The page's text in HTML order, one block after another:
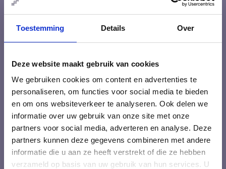
Toestemming Details Over
Deze website maakt gebruik van cookies
We gebruiken cookies om content en advertenties te
personaliseren, om functies voor social media te bieden
en om ons websiteverkeer te analyseren. Ook delen we
informatie over uw gebruik van onze site met onze
partners voor social media, adverteren en analyse. Deze
partners kunnen deze gegevens combineren met andere
informatie die u aan ze heeft verstrekt of die ze hebben
verzameld op basis van uw gebruik van hun services. U
IBAN: NL31INGB0009103785
Blogs
Ons team
Deelnemers over onze trainingen
Veel gestelde vragen